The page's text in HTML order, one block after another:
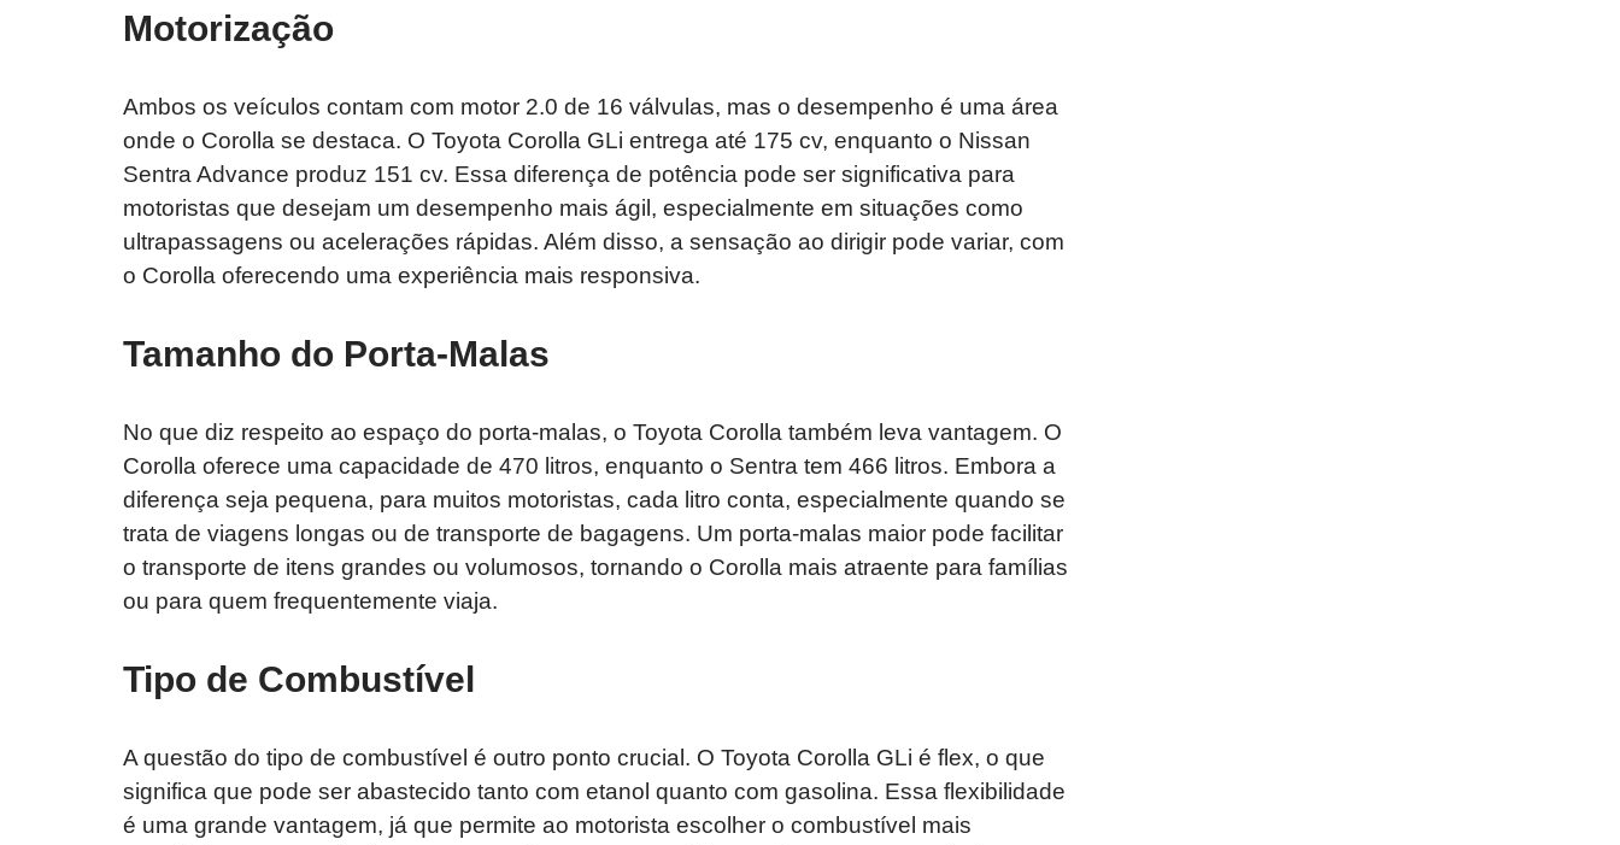
Motorização
Ambos os veículos contam com motor 2.0 de 16 válvulas, mas o desempenho é uma área
onde o Corolla se destaca. O Toyota Corolla GLi entrega até 175 cv, enquanto o Nissan
Sentra Advance produz 151 cv. Essa diferença de potência pode ser significativa para
motoristas que desejam um desempenho mais ágil, especialmente em situações como
ultrapassagens ou acelerações rápidas. Além disso, a sensação ao dirigir pode variar, com
o Corolla oferecendo uma experiência mais responsiva.
Tamanho do Porta-Malas
No que diz respeito ao espaço do porta-malas, o Toyota Corolla também leva vantagem. O
Corolla oferece uma capacidade de 470 litros, enquanto o Sentra tem 466 litros. Embora a
diferença seja pequena, para muitos motoristas, cada litro conta, especialmente quando se
trata de viagens longas ou de transporte de bagagens. Um porta-malas maior pode facilitar
o transporte de itens grandes ou volumosos, tornando o Corolla mais atraente para famílias
ou para quem frequentemente viaja.
Tipo de Combustível
A questão do tipo de combustível é outro ponto crucial. O Toyota Corolla GLi é flex, o que
significa que pode ser abastecido tanto com etanol quanto com gasolina. Essa flexibilidade
é uma grande vantagem, já que permite ao motorista escolher o combustível mais